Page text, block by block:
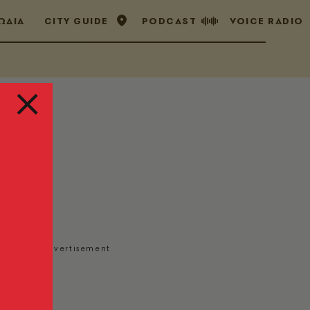
CITY GUIDE PODCAST VOICE RADIO